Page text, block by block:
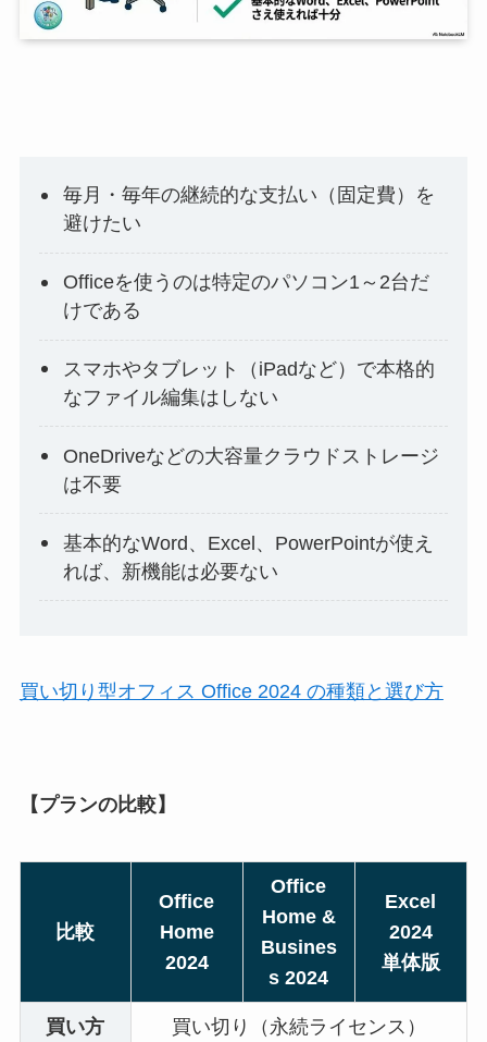
毎月・毎年の継続的な支払い（固定費）を
避けたい
Officeを使うのは特定のパソコン1～2台だ
けである
スマホやタブレット（iPadなど）で本格的
なファイル編集はしない
OneDriveなどの大容量クラウドストレージ
は不要
基本的なWord、Excel、PowerPointが使え
れば、新機能は必要ない
買い切り型オフィス Office 2024 の種類と選び方
【プランの比較】
比較
Office
Home
2024
Office
Home &
Busines
s 2024
Excel
2024
単体版
買い方 買い切り（永続ライセンス）